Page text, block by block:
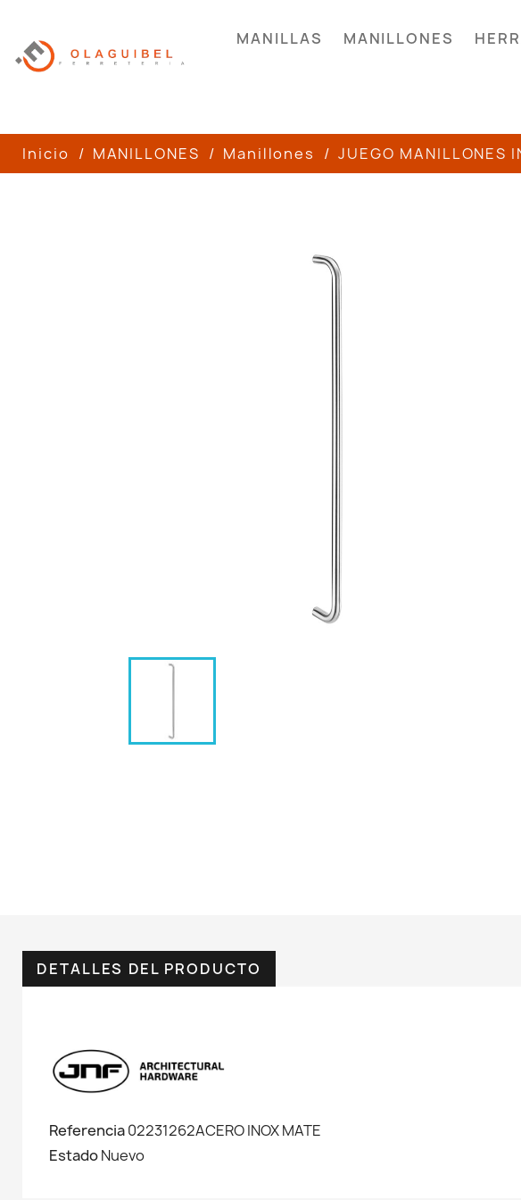
MANILLAS MANILLONES
Inicio MANILLONES Manillones JUEGO MANILLONES
DETALLES DEL PRODUCTO
Referencia02231262ACERO INOX MATE
EstadoNuevo